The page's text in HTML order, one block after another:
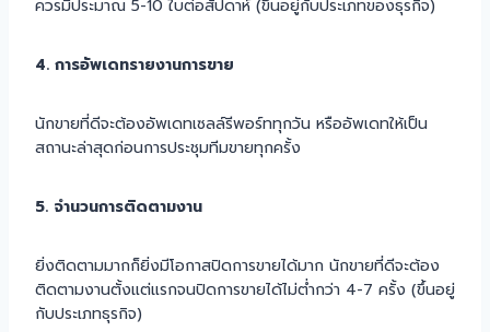
ควรมีประมาณ 5-10 ใบต่อสัปดาห์ (ขึ้นอยู่กับประเภทของธุรกิจ)
4. การอัพเดทรายงานการขาย
นักขายที่ดีจะต้องอัพเดทเซลล์รีพอร์ททุกวัน หรืออัพเดทให้เป็น
สถานะล่าสุดก่อนการประชุมทีมขายทุกครั้ง
5. จำนวนการติดตามงาน
ยิ่งติดตามมากก็ยิ่งมีโอกาสปิดการขายได้มาก นักขายที่ดีจะต้อง
ติดตามงานตั้งแต่แรกจนปิดการขายได้ไม่ต่ำกว่า 4-7 ครั้ง (ขึ้นอยู่
กับประเภทธุรกิจ)